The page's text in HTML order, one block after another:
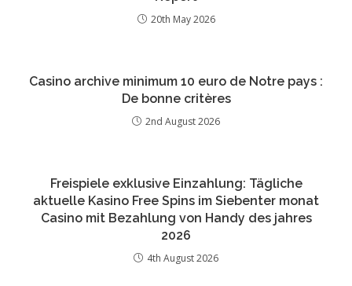
20th May 2026
Casino archive minimum 10 euro de Notre pays :
De bonne critères
2nd August 2026
Freispiele exklusive Einzahlung: Tägliche
aktuelle Kasino Free Spins im Siebenter monat
Casino mit Bezahlung von Handy des jahres
2026
4th August 2026